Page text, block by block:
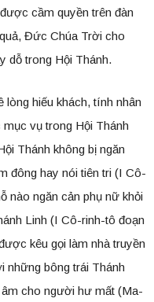
cầm quyền trên đàn
Đức Chúa Trời cho
dỗ trong Hội Thánh.
hiếu khách, tính nhân
vụ trong Hội Thánh
Thánh không bị ngăn
đông hay nói tiên tri (I Cô-
nào ngăn cản phụ nữ khỏi
Linh (I Cô-rinh-tô đoạn
kêu gọi làm nhà truyền
những bông trái Thánh
cho người hư mất (Ma-